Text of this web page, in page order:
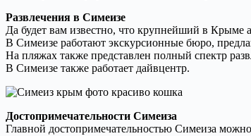
Развлечения в Симеизе
Да будет вам известно, что крупнейший в Крыме
В Симеизе работают экскурсионные бюро,
На пляжах также представлен полный спектр
В Симеизе также работает дайвцентр.
Достопримечательности Симеиза
Главной достопримечательностью Симеиза